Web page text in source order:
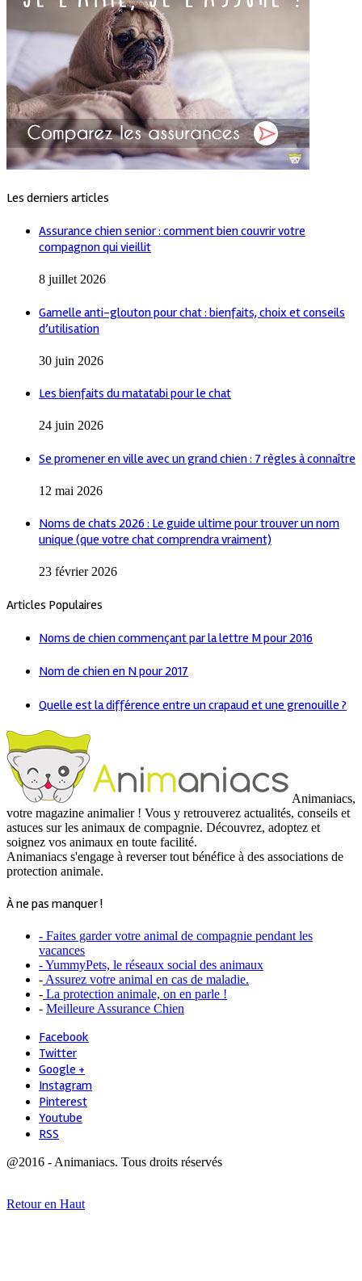
Les derniers articles
Assurance chien senior : comment bien couvrir votre
compagnon qui vieillit
8 juillet 2026
Gamelle anti-glouton pour chat : bienfaits, choix et conseils
d’utilisation
30 juin 2026
Les bienfaits du matatabi pour le chat
24 juin 2026
Se promener en ville avec un grand chien : 7 règles à connaître
12 mai 2026
Noms de chats 2026 : Le guide ultime pour trouver un nom
unique (que votre chat comprendra vraiment)
23 février 2026
Articles Populaires
Noms de chien commençant par la lettre M pour 2016
Nom de chien en N pour 2017
Quelle est la différence entre un crapaud et une grenouille ?
Animaniacs,
votre magazine animalier ! Vous y retrouverez actualités, conseils et
astuces sur les animaux de compagnie. Découvrez, adoptez et
soignez vos animaux en toute facilité.
Animaniacs s'engage à reverser tout bénéfice à des associations de
protection animale.
À ne pas manquer !
- Faites garder votre animal de compagnie pendant les
vacances
- YummyPets, le réseaux social des animaux
- Assurez votre animal en cas de maladie.
- La protection animale, on en parle !
- Meilleure Assurance Chien
Facebook
Twitter
Google +
Instagram
Pinterest
Youtube
RSS
@2016 - Animaniacs. Tous droits réservés
Retour en Haut